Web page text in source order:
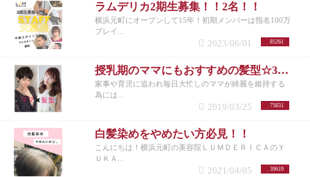
ラムデリカ2期生募集！！2名！！
横浜元町にオープンして15年！初期メンバーは指名100万
プレイ...
85261
2023/06/01
授乳期のママにもおすすめの髪型☆30代女性を若く見せるスタイル特集☆
家事や育児に追われ毎日大忙しのママが綺麗を維持する
為には...
75831
2019/03/25
白髪染めをやめたい方必見！！
こんにちは！横浜元町の美容院ＬＵＭＤＥＲＩＣＡのＹ
ＵＫＡ...
39619
2021/04/05